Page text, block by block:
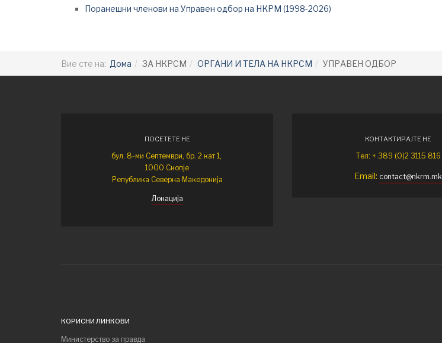
Поранешни членови на Управен одбор на НКРМ (1998-2026)
Вие сте на: Дома ЗА НКРСМ ОРГАНИ И ТЕЛА НА НКРСМ УПРАВЕН ОДБОР
ПОСЕТЕТЕ НЕ
бул. 8-ми Септември, бр. 2 кат 1,
1000 Скопје
Република Северна Македонија
Локација
КОНТАКТИРАЈТЕ НЕ
Тел: + 389 (0)2 3115 816
Email: contact@nkrm.mk
КОРИСНИ ЛИНКОВИ
Министерство за правда